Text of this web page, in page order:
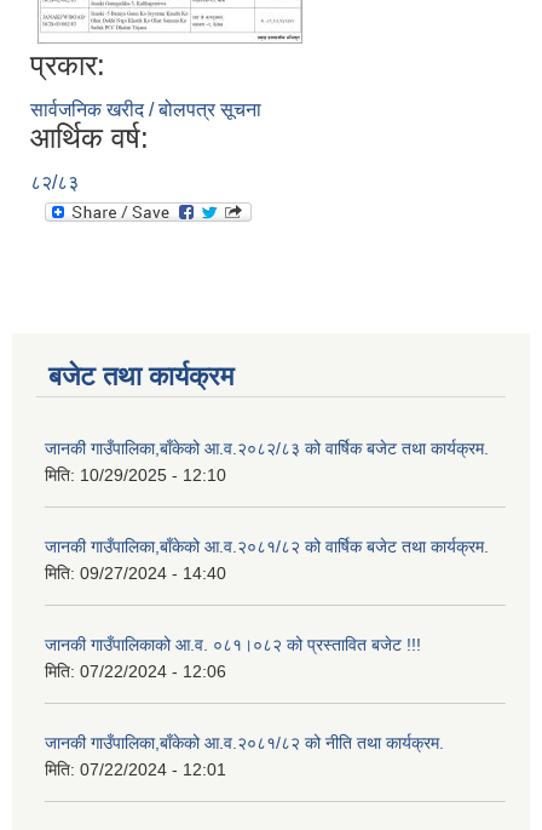
प्रकार:
सार्वजनिक खरीद / बोलपत्र सूचना
आर्थिक वर्ष:
८२/८३
बजेट तथा कार्यक्रम
जानकी गाउँपालिका,बाँकेको आ.व.२०८२/८३ को वार्षिक बजेट तथा कार्यक्रम.
मिति: 10/29/2025 - 12:10
जानकी गाउँपालिका,बाँकेको आ.व.२०८१/८२ को वार्षिक बजेट तथा कार्यक्रम.
मिति: 09/27/2024 - 14:40
जानकी गाउँपालिकाको आ.व. ०८१।०८२ को प्रस्तावित बजेट !!!
मिति: 07/22/2024 - 12:06
जानकी गाउँपालिका,बाँकेको आ.व.२०८१/८२ को नीति तथा कार्यक्रम.
मिति: 07/22/2024 - 12:01